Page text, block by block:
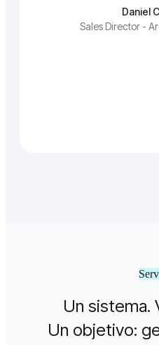
Daniel
Sales Director -
Un sistema.
Un objetivo: